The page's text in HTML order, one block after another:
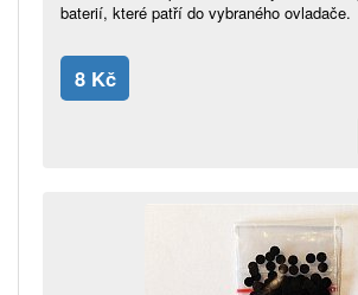
baterií, které patří do vybraného ovladače.
8 Kč